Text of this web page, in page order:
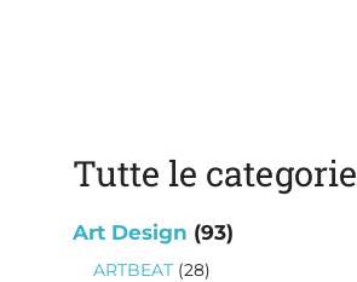
Tutte le categorie
Art Design 9393
ARTBEAT 2828